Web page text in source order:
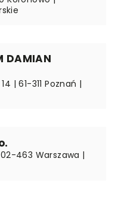
DAMIAN
| 61-311 Poznań |
463 Warszawa |